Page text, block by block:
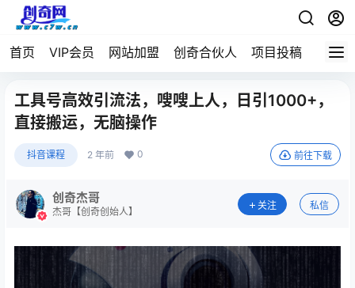
首页 VIP会员 网站加盟 创奇合伙人 项目投稿
工具号高效引流法，嗖嗖上人，日引1000+，
直接搬运，无脑操作
抖音课程 2 年前 0 前往下载
创奇杰哥
杰哥【创奇创始人】
关注 私信